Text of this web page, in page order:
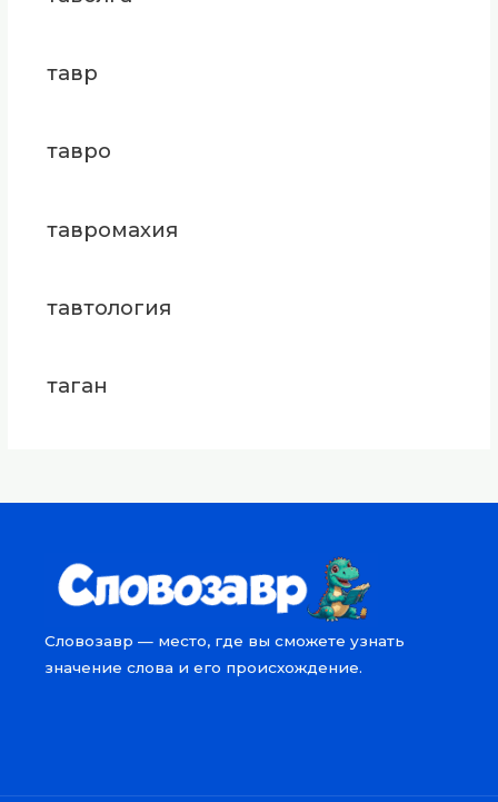
тавр
тавро
тавромахия
тавтология
таган
Словозавр — место, где вы сможете узнать
значение слова и его происхождение.